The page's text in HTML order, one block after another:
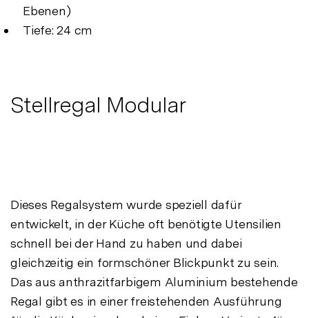
Ebenen)
Tiefe: 24 cm
Stellregal Modular
Dieses Regalsystem wurde speziell dafür
entwickelt, in der Küche oft benötigte Utensilien
schnell bei der Hand zu haben und dabei
gleichzeitig ein formschöner Blickpunkt zu sein.
Das aus anthrazitfarbigem Aluminium bestehende
Regal gibt es in einer freistehenden Ausführung